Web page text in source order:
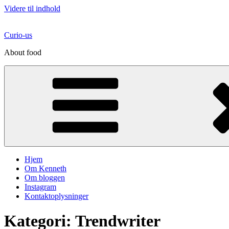
Videre til indhold
Curio-us
About food
Hjem
Om Kenneth
Om bloggen
Instagram
Kontaktoplysninger
Kategori: Trendwriter